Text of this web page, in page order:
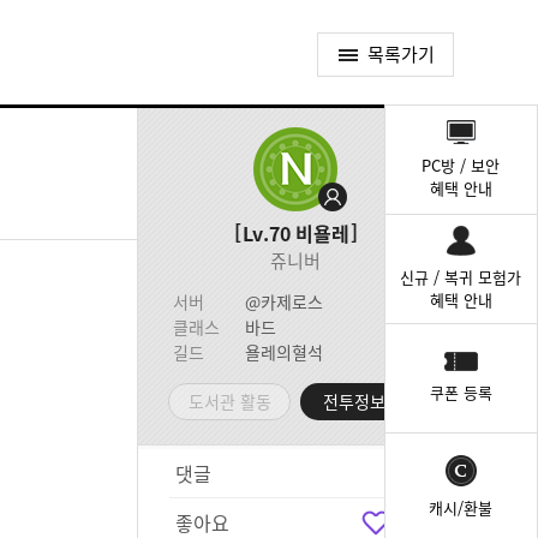
목록가기
Lv.70 비욜레
쥬니버
서버
@카제로스
클래스
바드
길드
욜레의혈석
도서관 활동 전투정보실
댓글
좋아요
PC방 / 보안
혜택 안내
신규 / 복귀 모험가
혜택 안내
쿠폰 등록
캐시/환불